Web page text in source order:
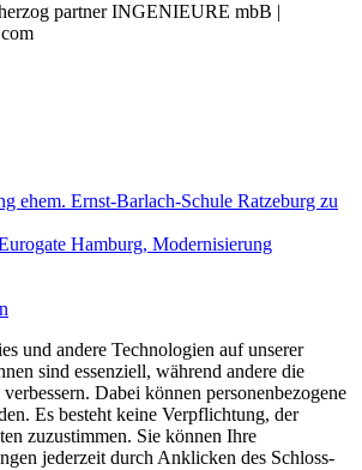
partner INGENIEURE mbB |
ehem. Ernst-Barlach-Schule Ratzeburg zu
Hamburg, Modernisierung
und andere Technologien auf unserer
sind essenziell, während andere die
Dabei können personenbezogene
Es besteht keine Verpflichtung, der
zuzustimmen. Sie können Ihre
jederzeit durch Anklicken des Schloss-